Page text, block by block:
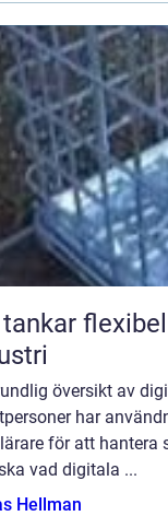
för vatten, bränsle och
översikt av
har
för att hantera
vad digitala ...
Hellman